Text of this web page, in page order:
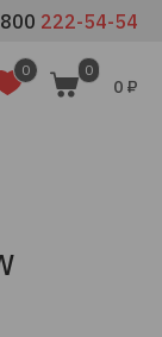
222-54-54
0 0
0 ₽